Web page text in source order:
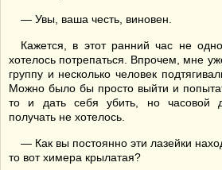
— Увы, ваша честь, виновен.
Кажется, в этот ранний час не
хотелось потрепаться. Впрочем, мне
группу и несколько человек
Можно было бы просто выйти и
то и дать себя убить, но часовой
получать не хотелось.
— Как вы постоянно эти лазейки
то вот химера крылатая?